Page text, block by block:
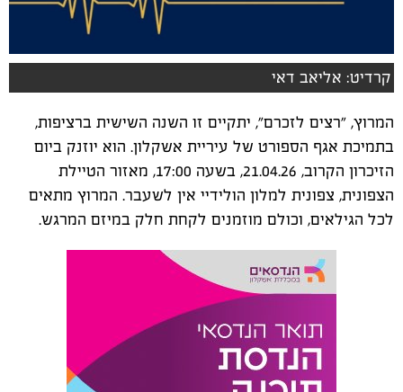
קרדיט: אליאב דאי
המרוץ, "רצים לזכרם", יתקיים זו השנה השישית ברציפות,
בתמיכת אגף הספורט של עיריית אשקלון. הוא יוזנק ביום
הזיכרון הקרוב, 21.04.26, בשעה 17:00, מאזור הטיילת
הצפונית, צפונית למלון הולידיי אין לשעבר. המרוץ מתאים
לכל הגילאים, וכולם מוזמנים לקחת חלק במיזם המרגש.